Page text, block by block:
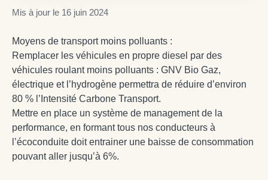
Mis à jour le 16 juin 2024
Moyens de transport moins polluants :
Remplacer les véhicules en propre diesel par des
véhicules roulant moins polluants : GNV Bio Gaz,
électrique et l’hydrogène permettra de réduire d’environ
80 % l’Intensité Carbone Transport.
Mettre en place un système de management de la
performance, en formant tous nos conducteurs à
l’écoconduite doit entrainer une baisse de consommation
pouvant aller jusqu’à 6%.